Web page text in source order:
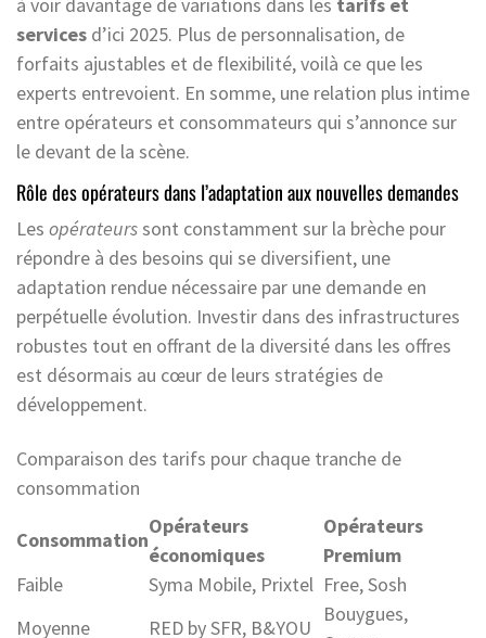
à voir davantage de variations dans les tarifs et
services d’ici 2025. Plus de personnalisation, de
forfaits ajustables et de flexibilité, voilà ce que les
experts entrevoient. En somme, une relation plus intime
entre opérateurs et consommateurs qui s’annonce sur
le devant de la scène.
Rôle des opérateurs dans l’adaptation aux nouvelles demandes
Les opérateurssont constamment sur la brèche pour
répondre à des besoins qui se diversifient, une
adaptation rendue nécessaire par une demande en
perpétuelle évolution. Investir dans des infrastructures
robustes tout en offrant de la diversité dans les offres
est désormais au cœur de leurs stratégies de
développement.
Comparaison des tarifs pour chaque tranche de
consommation
Consommation
Opérateurs
économiques
Opérateurs
Premium
Faible
Syma Mobile, Prixtel Free, Sosh
Moyenne
RED by SFR, B&YOU
Bouygues,